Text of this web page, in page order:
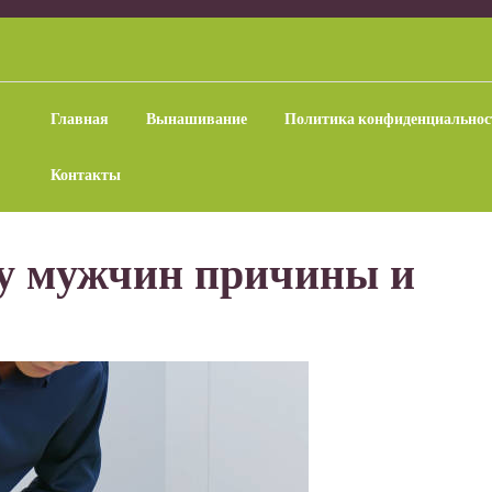
Главная Вынашивание Политика
Контакты
мужчин причины и